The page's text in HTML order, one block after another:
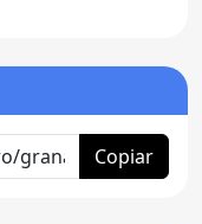
Copiar